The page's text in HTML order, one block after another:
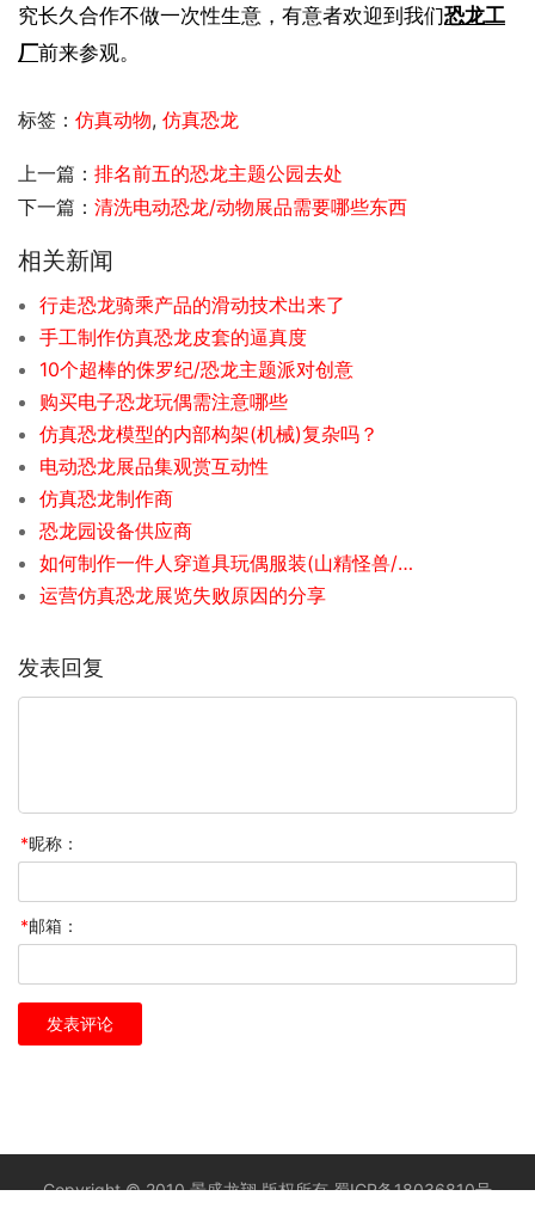
究长久合作不做一次性生意，有意者欢迎到我们恐龙工
厂前来参观。
标签： 仿真动物, 仿真恐龙
上一篇： 排名前五的恐龙主题公园去处
下一篇： 清洗电动恐龙/动物展品需要哪些东西
相关新闻
行走恐龙骑乘产品的滑动技术出来了
手工制作仿真恐龙皮套的逼真度
10个超棒的侏罗纪/恐龙主题派对创意
购买电子恐龙玩偶需注意哪些
仿真恐龙模型的内部构架(机械)复杂吗？
电动恐龙展品集观赏互动性
仿真恐龙制作商
恐龙园设备供应商
如何制作一件人穿道具玩偶服装(山精怪兽/人物/卡通角色等)
运营仿真恐龙展览失败原因的分享
发表回复
*昵称：
*邮箱：
Copyright © 2010 景盛龙翔 版权所有蜀ICP备18036810号